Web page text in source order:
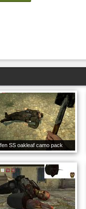
SS oakleaf camo pack